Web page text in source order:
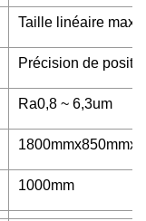
Taille linéaire
Précision de
Ra0,8 ~ 6,3um
1000mm